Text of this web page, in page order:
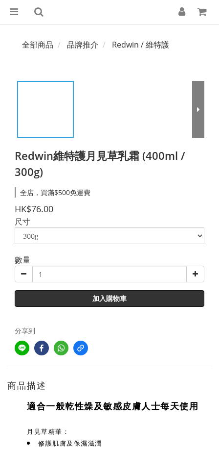
全部商品 品牌推介 Redwin / 維特護
Redwin維特護月見草乳霜 (400ml /
300g)
全店，買滿$500免運費
HK$76.00
尺寸
數量
加入購物車
分享到
商品描述
適合一般乾性燥及敏感皮膚人士每天使用
月見草精華：
修護肌膚及保濕滋潤